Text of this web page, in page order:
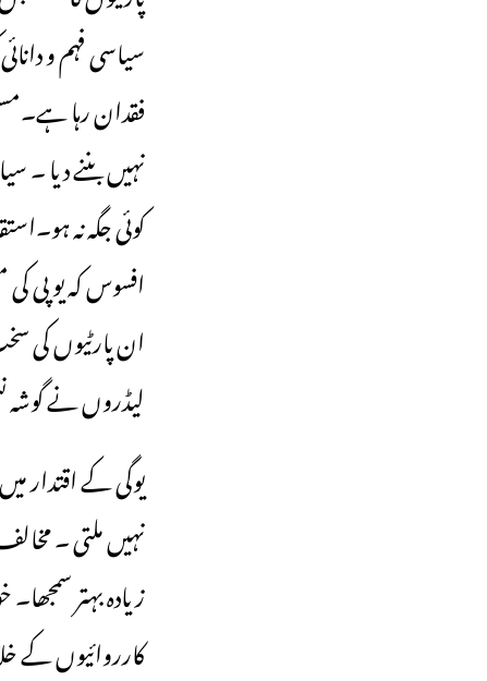
سیاسی فہم و
فقدان رہا
نہیں بننے دیا
کوئی جگہ نہ
افسوس کہ یو پی
ان پارٹیوں
لیڈروں نے گوشہ
یوگی کے
نہیں ملتی ۔
زیادہ بہتر
کارروائیوں کے